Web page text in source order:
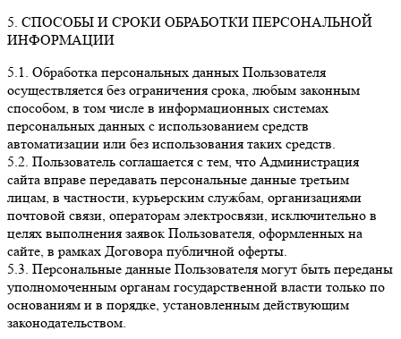
5. СПОСОБЫ И СРОКИ ОБРАБОТКИ ПЕРСОНАЛЬНОЙ
ИНФОРМАЦИИ
5.1. Обработка персональных данных Пользователя
осуществляется без ограничения срока, любым законным
способом, в том числе в информационных системах
персональных данных с использованием средств
автоматизации или без использования таких средств.
5.2. Пользователь соглашается с тем, что Администрация
сайта вправе передавать персональные данные третьим
лицам, в частности, курьерским службам, организациями
почтовой связи, операторам электросвязи, исключительно в
целях выполнения заявок Пользователя, оформленных на
сайте, в рамках Договора публичной оферты.
5.3. Персональные данные Пользователя могут быть переданы
уполномоченным органам государственной власти только по
основаниям и в порядке, установленным действующим
законодательством.